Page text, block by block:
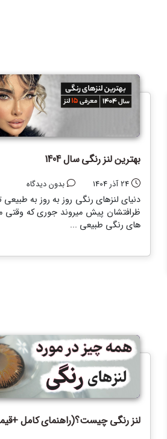
بهترین لنز رنگی سال 1404
24 آذر 1404 بدون دیدگاه
دنیای لنزهای رنگی روز به روز به
ظرافتشان پیش میروند جوری که وقتی
های رنگی طبیعی ...
لنز رنگی چیست؟(راهنمای کامل